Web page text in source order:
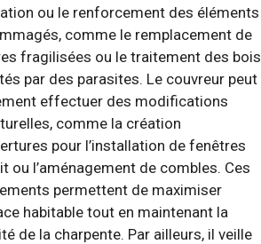
ou le renforcement des éléments
comme le remplacement de
fragilisées ou le traitement des bois
par des parasites. Le couvreur peut
effectuer des modifications
comme la création
pour l’installation de fenêtres
ou l’aménagement de combles. Ces
permettent de maximiser
habitable tout en maintenant la
de la charpente. Par ailleurs, il veille